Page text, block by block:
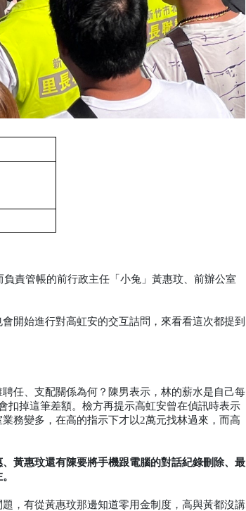
責管帳的前行政主任「小兔」黃惠玟、前辦公室
開始進行對高虹安的交互詰問，來看看這次都提到
任、支配關係為何？陳男表示，林的薪水是自己每
扣掉這筆差額。檢方再提示高虹安曾在偵訊時表示
務變多，在高的指示下才以2萬元找林過來，而高
黃惠玟還有陳要將手機跟電腦的對話紀錄刪除、最
，有從黃惠玟那邊知道零用金制度，高與黃都沒講